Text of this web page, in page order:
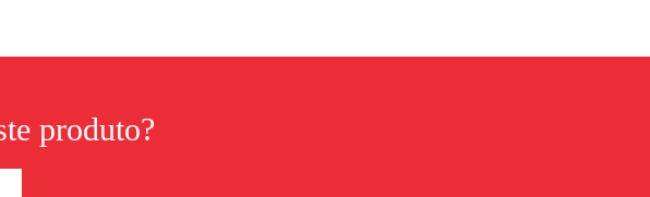
produto?